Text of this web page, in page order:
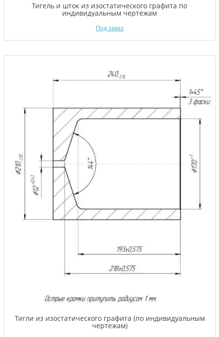
Тигель и шток из изостатического графита по
индивидуальным чертежам
Под заказ
Тигли из изостатического графита (по индивидуальным
чертежам)